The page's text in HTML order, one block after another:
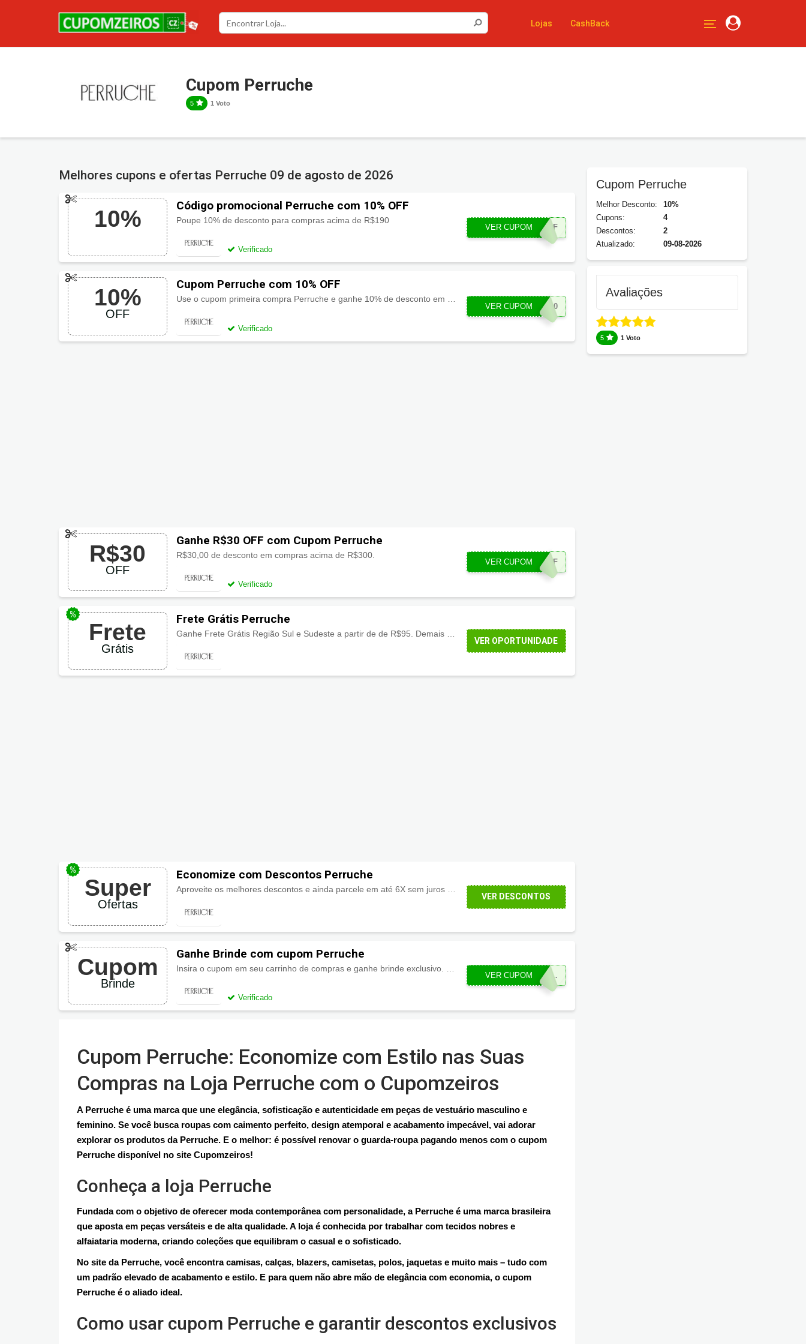
Lojas CashBack
Cupom Perruche
5 1 Voto
Melhores cupons e ofertas Perruche 09 de agosto de 2026
10%
Código promocional Perruche com 10% OFF
Poupe 10% de desconto para compras acima de R$190
Verificado
VER CUPOM10OFF
10%
OFF
Cupom Perruche com 10% OFF
Use o cupom primeira compra Perruche e ganhe 10% de desconto em seu pedido.
Verificado
VER CUPOM
PRIMEIRA10
R$30
OFF
Ganhe R$30 OFF com Cupom Perruche
R$30,00 de desconto em compras acima de R$300.
Verificado
VER CUPOM30OFF
Frete
Grátis
Frete Grátis Perruche
VER OPORTUNIDADE
Super
Ofertas
Economize com Descontos Perruche
Aproveite os melhores descontos e ainda parcele em até 6X sem juros + Brinde exclusivo!
VER DESCONTOS
Cupom
Brinde
Ganhe Brinde com cupom Perruche
Verificado
VER CUPOM
AOVAI_XIDGJOF3
Cupom Perruche: Economize com Estilo nas Suas
Compras na Loja Perruche com o Cupomzeiros
A Perruche é uma marca que une elegância, sofisticação e autenticidade em peças de vestuário masculino e
feminino. Se você busca roupas com caimento perfeito, design atemporal e acabamento impecável, vai adorar
explorar os produtos da Perruche. E o melhor: é possível renovar o guarda-roupa pagando menos com o cupom
Perruche disponível no site Cupomzeiros!
Conheça a loja Perruche
Fundada com o objetivo de oferecer moda contemporânea com personalidade, a Perruche é uma marca brasileira
que aposta em peças versáteis e de alta qualidade. A loja é conhecida por trabalhar com tecidos nobres e
alfaiataria moderna, criando coleções que equilibram o casual e o sofisticado.
No site da Perruche, você encontra camisas, calças, blazers, camisetas, polos, jaquetas e muito mais – tudo com
um padrão elevado de acabamento e estilo. E para quem não abre mão de elegância com economia, o cupom
Perruche é o aliado ideal.
Como usar cupom Perruche e garantir descontos exclusivos
Cupom Perruche
Melhor Desconto:
10%
Cupons:
4
Descontos:
2
Atualizado:
09-08-2026
Avaliações
5 1 Voto